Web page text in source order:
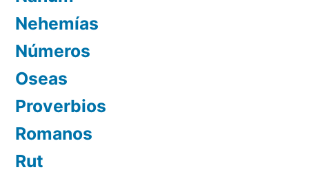
Nehemías
Números
Oseas
Proverbios
Romanos
Rut